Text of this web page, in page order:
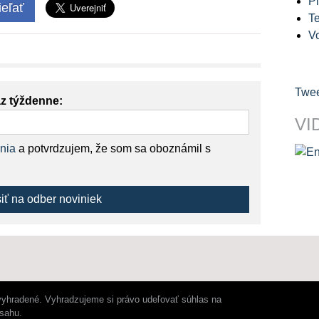
týždenne:
a potvrdzujem, že som sa oboznámil s
na odber noviniek
Vyhradzujeme si právo udeľovať súhlas na